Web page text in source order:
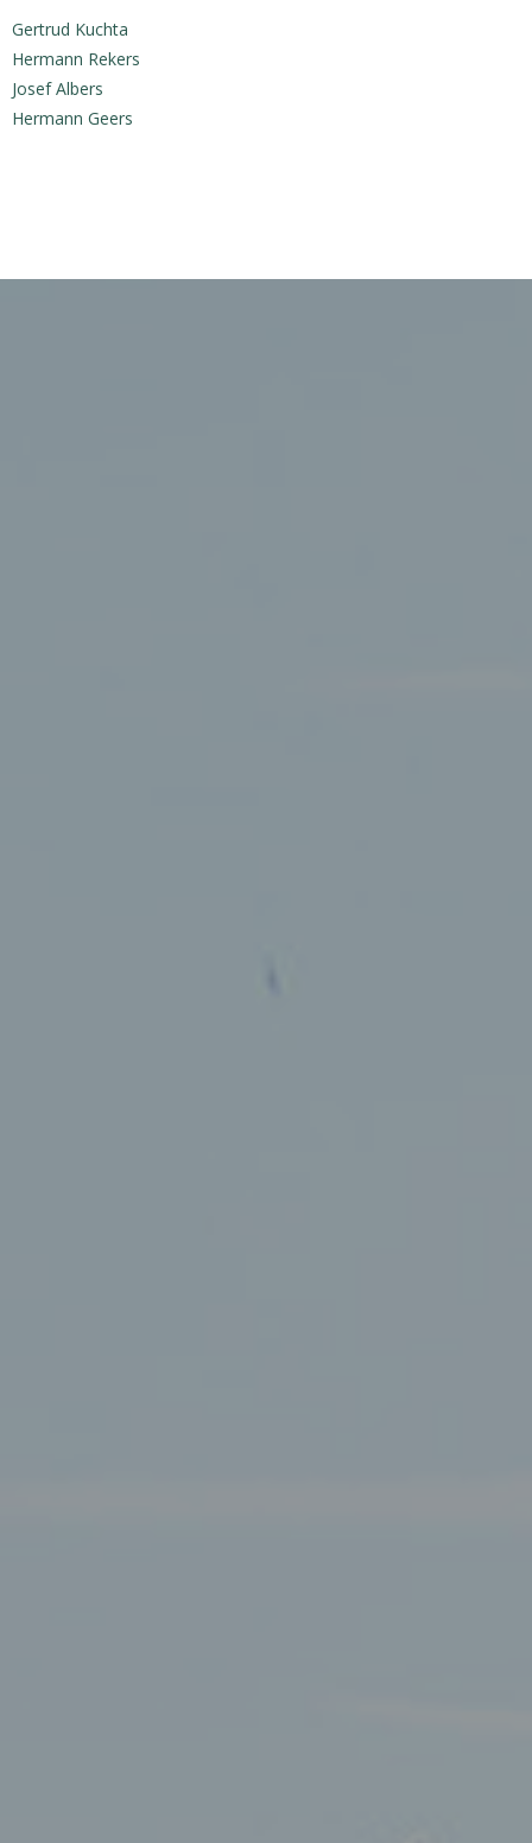
Gertrud Kuchta
Hermann Rekers
Josef Albers
Hermann Geers